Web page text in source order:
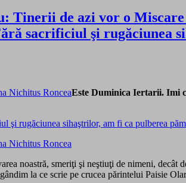
Tinerii de azi vor o
sacrificiul şi rugăciunea
Este Duminica Iertarii. Imi
şi rugăciunea sihaştrilor, am fi ca pulberea
noastră, smeriţi şi neştiuţi de nimeni,
la ce scrie pe crucea părintelui Paisie